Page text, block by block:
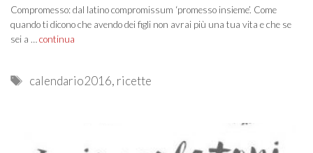
Compromesso: dal latino compromissum ‘promesso insieme’. Come
quando ti dicono che avendo dei figli non avrai più una tua vita e che se
sei a …continua
Tags
calendario2016, ricette